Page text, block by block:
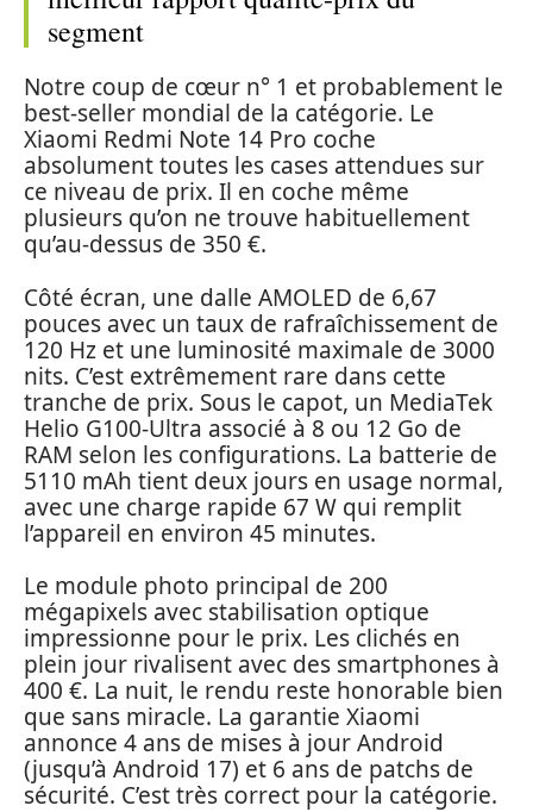
segment
Notre coup de cœur n° 1 et probablement le
best-seller mondial de la catégorie. Le
Xiaomi Redmi Note 14 Pro coche
absolument toutes les cases attendues sur
ce niveau de prix. Il en coche même
plusieurs qu’on ne trouve habituellement
qu’au-dessus de 350 €.
Côté écran, une dalle AMOLED de 6,67
pouces avec un taux de rafraîchissement de
120 Hz et une luminosité maximale de 3000
nits. C’est extrêmement rare dans cette
tranche de prix. Sous le capot, un MediaTek
Helio G100-Ultra associé à 8 ou 12 Go de
RAM selon les configurations. La batterie de
5110 mAh tient deux jours en usage normal,
avec une charge rapide 67 W qui remplit
l’appareil en environ 45 minutes.
Le module photo principal de 200
mégapixels avec stabilisation optique
impressionne pour le prix. Les clichés en
plein jour rivalisent avec des smartphones à
400 €. La nuit, le rendu reste honorable bien
que sans miracle. La garantie Xiaomi
annonce 4 ans de mises à jour Android
(jusqu’à Android 17) et 6 ans de patchs de
sécurité. C’est très correct pour la catégorie.